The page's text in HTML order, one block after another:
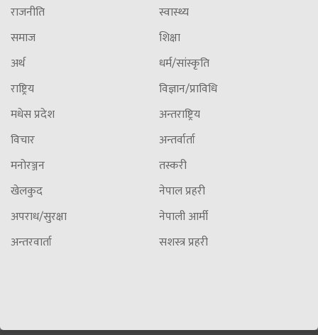
राजनीति
समाज
अर्थ
राष्ट्रिय
मधेस प्रदेश
विचार
मनोरञ्जन
खेलकुद
अपराध/सुरक्षा
अन्तरवार्ता
स्वास्थ्य
शिक्षा
धर्म/सांस्कृति
विज्ञान/प्राविधि
अन्तराष्ट्रिय
अन्तर्वार्ता
तस्करी
नेपाल प्रहरी
नेपाली आर्मी
सशस्त्र प्रहरी